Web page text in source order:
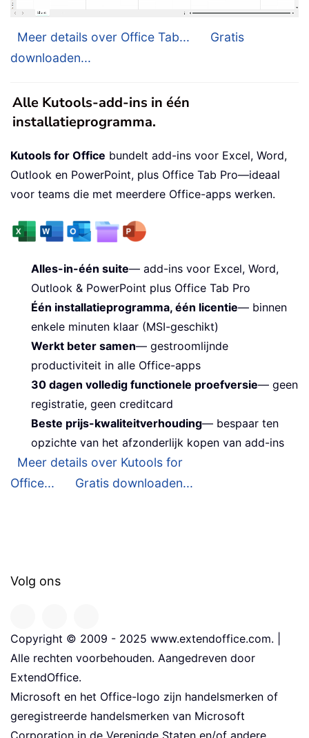
Meer details over Office Tab...
Gratis
downloaden...
Alle Kutools-add-ins in één
installatieprogramma.
Kutools for Office bundelt add-ins voor Excel, Word,
Outlook en PowerPoint, plus Office Tab Pro—ideaal
voor teams die met meerdere Office-apps werken.
Alles-in-één suite— add-ins voor Excel, Word,
Outlook & PowerPoint plus Office Tab Pro
Één installatieprogramma, één licentie— binnen
enkele minuten klaar (MSI-geschikt)
Werkt beter samen— gestroomlijnde
productiviteit in alle Office-apps
30 dagen volledig functionele proefversie— geen
registratie, geen creditcard
Beste prijs-kwaliteitverhouding— bespaar ten
opzichte van het afzonderlijk kopen van add-ins
Meer details over Kutools for
Office...
Gratis downloaden...
Volg ons
Copyright © 2009 - 2025 www.extendoffice.com. |
Alle rechten voorbehouden. Aangedreven door
ExtendOffice.
Microsoft en het Office-logo zijn handelsmerken of
geregistreerde handelsmerken van Microsoft